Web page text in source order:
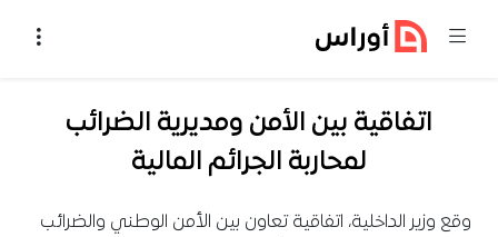
اتفاقية بين الأمن ومديرية الضرائب
لمحاربة الجرائم المالية
وقع وزير الداخلية، اتفاقية تعاون بين الأمن الوطني والضرائب